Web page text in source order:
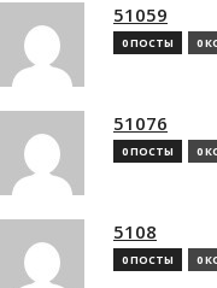
51059
0 ПОСТЫ 0
51076
0 ПОСТЫ 0
5108
0 ПОСТЫ 0